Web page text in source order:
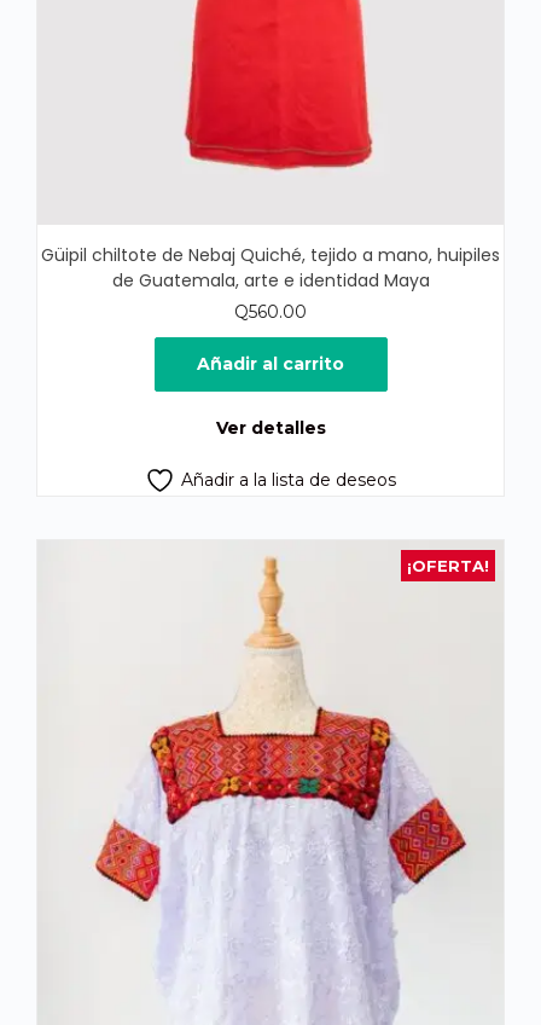
Güipil chiltote de Nebaj Quiché, tejido a mano, huipiles
de Guatemala, arte e identidad Maya
Q560.00
Añadir al carrito
Ver detalles
Añadir a la lista de deseos
¡OFERTA!